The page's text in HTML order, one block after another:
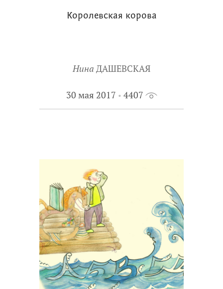
Королевская корова
Нина ДАШЕВСКАЯ
30 мая 2017 4407